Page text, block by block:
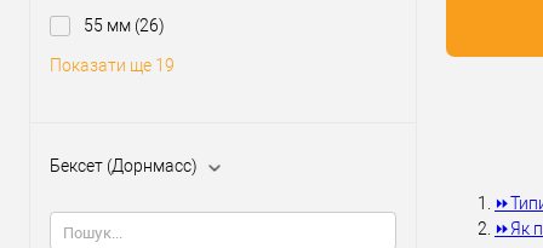
55 мм (26)
Показати ще 19
Бексет (Дорнмасс)
Виробник
⏩
⏩Як